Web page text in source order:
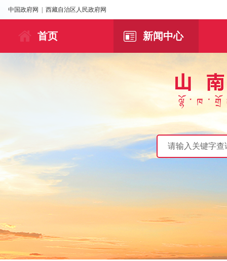
中国政府网 西藏自治区人民政府网
首页 新闻中心